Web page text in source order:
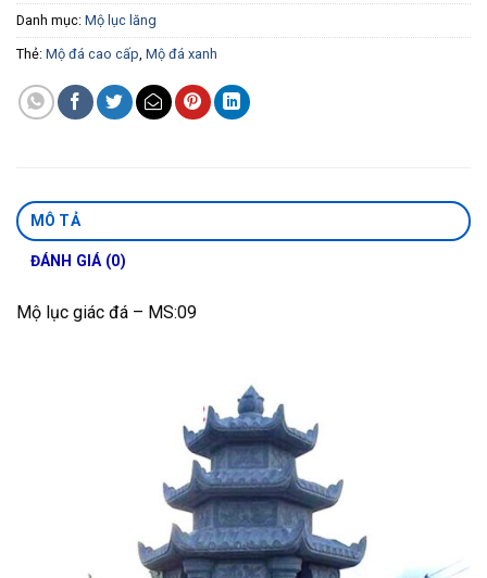
Danh mục: Mộ lục lăng
Thẻ: Mộ đá cao cấp, Mộ đá xanh
MÔ TẢ
ĐÁNH GIÁ (0)
Mộ lục giác đá – MS:09